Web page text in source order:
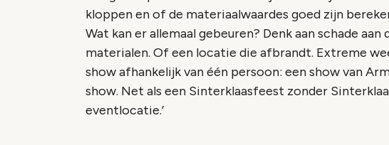
kloppen en of de materiaalwaardes goed zijn
Wat kan er allemaal gebeuren? Denk aan schade
materialen. Of een locatie die afbrandt. Extreme
show afhankelijk van één persoon: een show van
show. Net als een Sinterklaasfeest zonder
eventlocatie.’